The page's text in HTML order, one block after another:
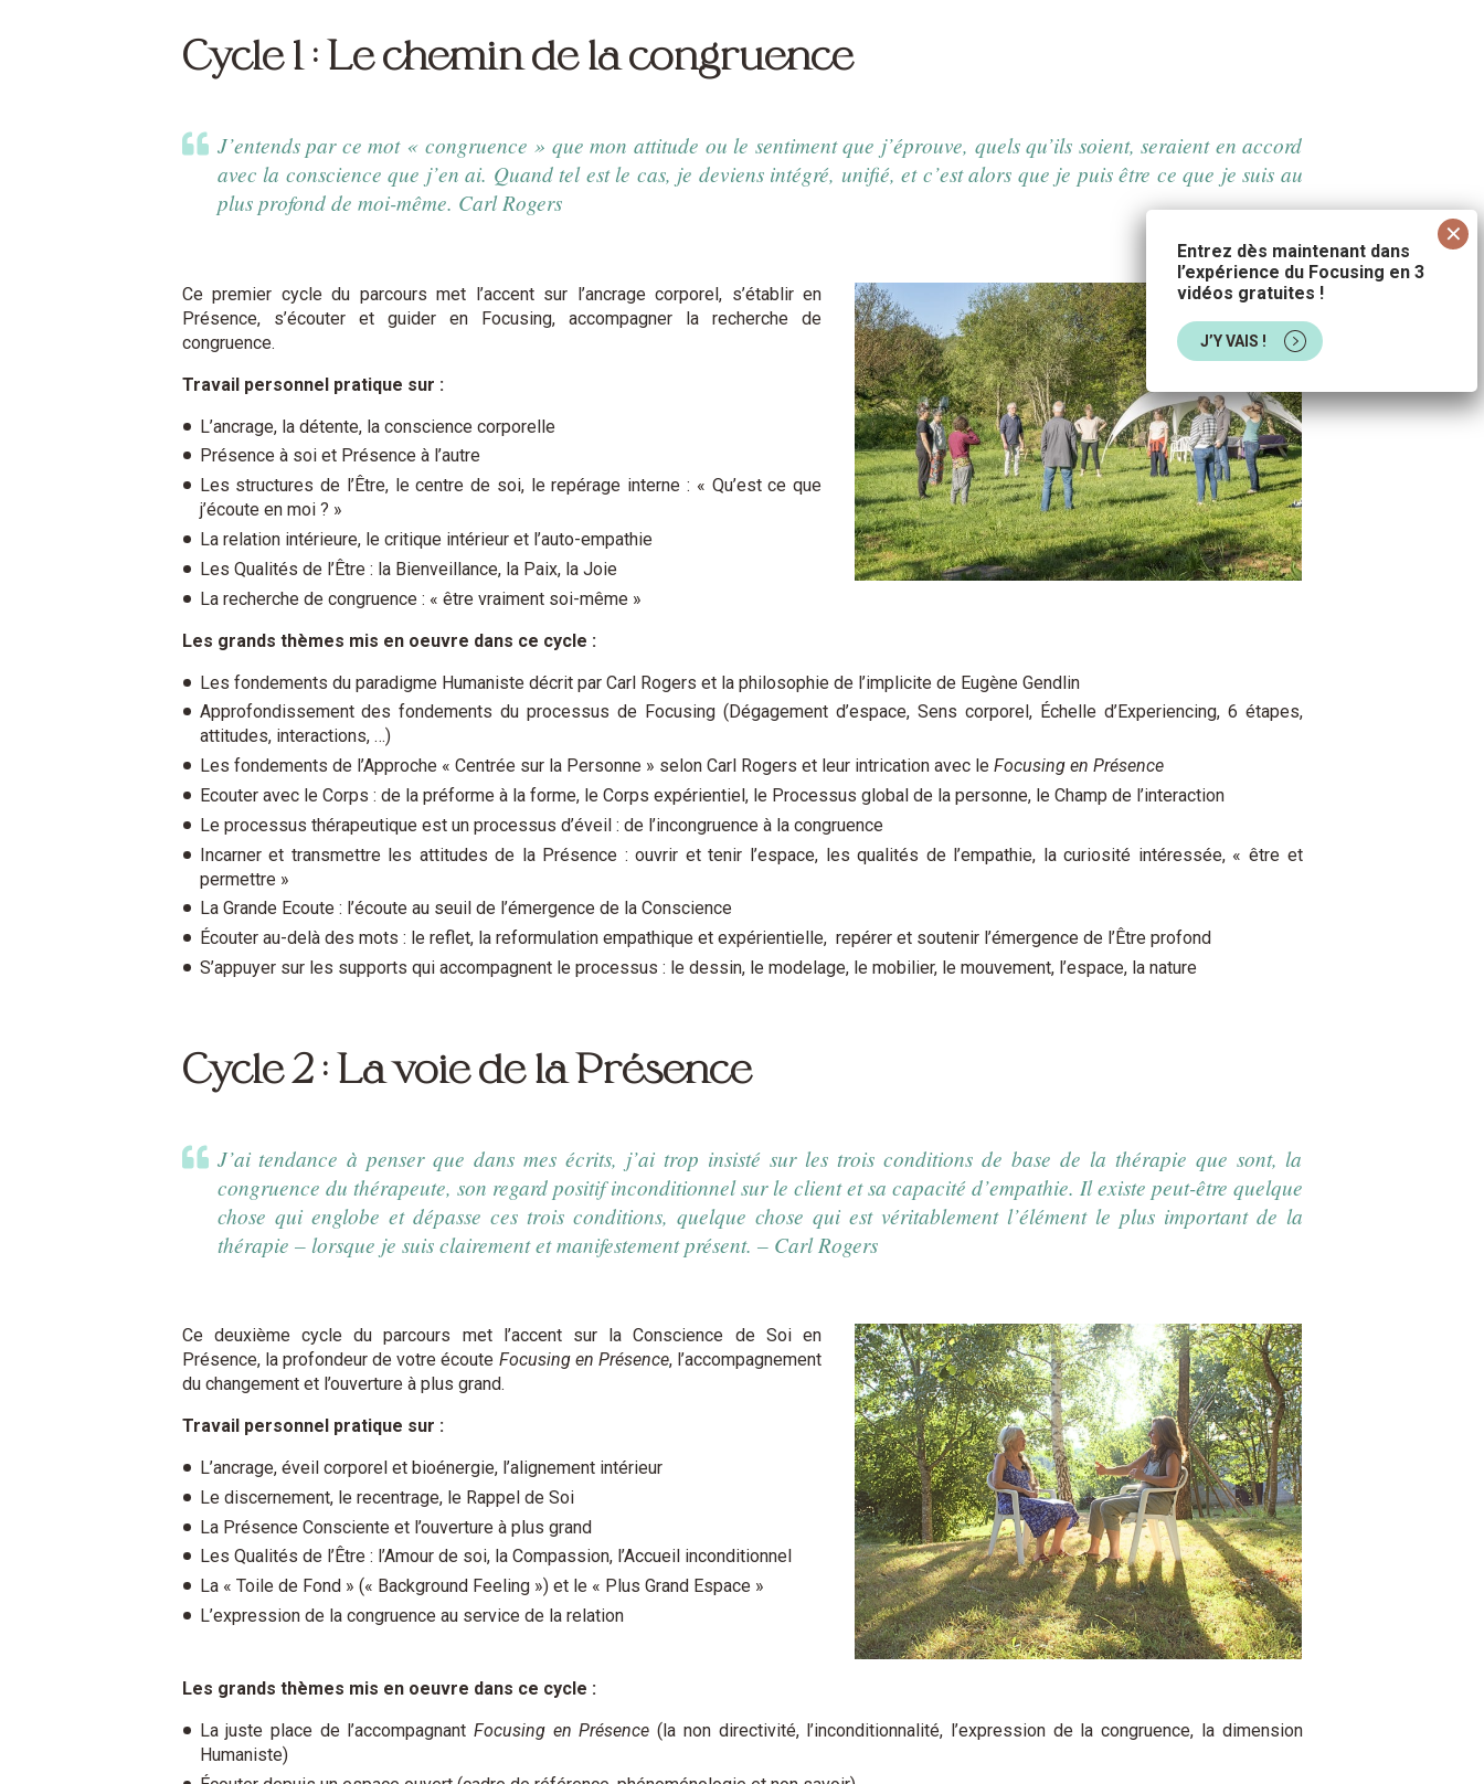
Cycle 1 : Le chemin de la congruence
J’entends par ce mot « congruence » que mon attitude ou le sentiment que j’éprouve, quels qu’ils soient, seraient en accord
avec la conscience que j’en ai. Quand tel est le cas, je deviens intégré, unifié, et c’est alors que je puis être ce que je suis au
plus profond de moi-même. Carl Rogers
Ce premier cycle du parcours met l’accent sur l’ancrage corporel, s’établir en
Présence, s’écouter et guider en Focusing, accompagner la recherche de
congruence.
Travail personnel pratique sur :
L’ancrage, la détente, la conscience corporelle
Présence à soi et Présence à l’autre
Les structures de l’Être, le centre de soi, le repérage interne : « Qu’est ce que
j’écoute en moi ? »
La relation intérieure, le critique intérieur et l’auto-empathie
Les Qualités de l’Être : la Bienveillance, la Paix, la Joie
La recherche de congruence : « être vraiment soi-même »
Les grands thèmes mis en oeuvre dans ce cycle :
Les fondements du paradigme Humaniste décrit par Carl Rogers et la philosophie de l’implicite de Eugène Gendlin
Approfondissement des fondements du processus de Focusing (Dégagement d’espace, Sens corporel, Échelle d’Experiencing, 6 étapes,
attitudes, interactions, …)
Les fondements de l’Approche « Centrée sur la Personne » selon Carl Rogers et leur intrication avec le Focusing en Présence
Ecouter avec le Corps : de la préforme à la forme, le Corps expérientiel, le Processus global de la personne, le Champ de l’interaction
Le processus thérapeutique est un processus d’éveil : de l’incongruence à la congruence
Incarner et transmettre les attitudes de la Présence : ouvrir et tenir l’espace, les qualités de l’empathie, la curiosité intéressée, « être et
permettre »
La Grande Ecoute : l’écoute au seuil de l’émergence de la Conscience
Écouter au-delà des mots : le reflet, la reformulation empathique et expérientielle, repérer et soutenir l’émergence de l’Être profond
S’appuyer sur les supports qui accompagnent le processus : le dessin, le modelage, le mobilier, le mouvement, l’espace, la nature
Cycle 2 : La voie de la Présence
J’ai tendance à penser que dans mes écrits, j’ai trop insisté sur les trois conditions de base de la thérapie que sont, la
congruence du thérapeute, son regard positif inconditionnel sur le client et sa capacité d’empathie. Il existe peut-être quelque
chose qui englobe et dépasse ces trois conditions, quelque chose qui est véritablement l’élément le plus important de la
thérapie – lorsque je suis clairement et manifestement présent. – Carl Rogers
Ce deuxième cycle du parcours met l’accent sur la Conscience de Soi en
Présence, la profondeur de votre écoute Focusing en Présence, l’accompagnement
du changement et l’ouverture à plus grand.
Travail personnel pratique sur :
L’ancrage, éveil corporel et bioénergie, l’alignement intérieur
Le discernement, le recentrage, le Rappel de Soi
La Présence Consciente et l’ouverture à plus grand
Les Qualités de l’Être : l’Amour de soi, la Compassion, l’Accueil inconditionnel
La « Toile de Fond » (« Background Feeling ») et le « Plus Grand Espace »
L’expression de la congruence au service de la relation
Les grands thèmes mis en oeuvre dans ce cycle :
La juste place de l’accompagnantFocusing en Présence(la non directivité, l’inconditionnalité, l’expression de la congruence, la dimension
Humaniste)
Entrez dès maintenant dans
l’expérience du Focusing en 3
vidéos gratuites !
J’Y VAIS !